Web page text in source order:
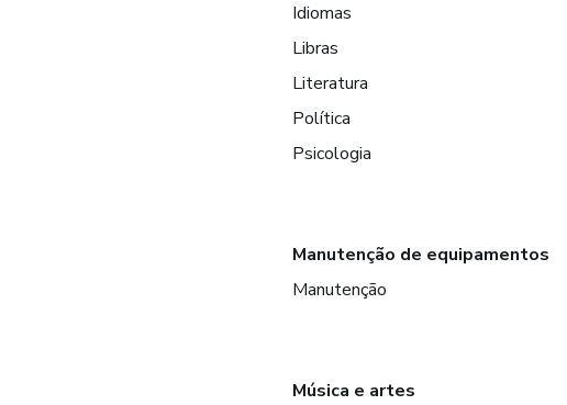
Idiomas
Libras
Literatura
Política
Psicologia
Manutenção de equipamentos
Manutenção
Música e artes